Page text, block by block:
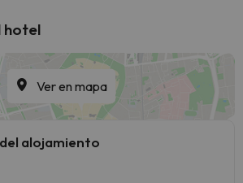
hotel
Ver en mapa
alojamiento